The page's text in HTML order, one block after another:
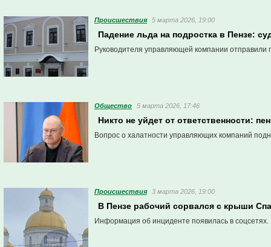
Проиcшествия 5 марта 2026, 19:00
Падение льда на подростка в Пензе:
Руководителя управляющей компании
Общество 5 марта 2026, 17:46
Никто не уйдет от ответственности:
Вопрос о халатности управляющих компаний
Проиcшествия 3 марта 2026, 19:00
В Пензе рабочий сорвался с крыши
Информация об инциденте появилась в соцсетях.